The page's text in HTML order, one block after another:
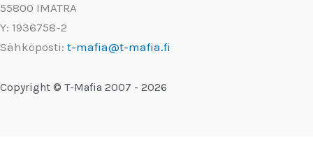
55800 IMATRA
Y: 1936758-2
Sähköposti: t-mafia@t-mafia.fi
Copyright © T-Mafia 2007 - 2026